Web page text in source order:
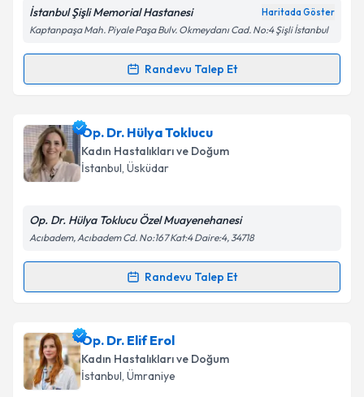
Kişisel verilerimin işlenmesine ilişkin
Metni'ni okudum ve kişisel verilerimin belirtilen
Takvim Talebini Gönder
İstanbul Şişli Memorial Hastanesi Haritada Göster
Kaptanpaşa Mah. Piyale Paşa Bulv. Okmeydanı Cad. No:4 Şişli İstanbul
Randevu Talep Et
Randevu Takvimi Talebi
Doç. Dr. Gökhan Demirayak
talebi oluşturun. Size bu uzmandan randevu almanız
için bir takvim hazırlandığında e-posta ile
bilgilendireceğiz.
E-posta Adresiniz
Kişisel verilerimin işlenmesine ilişkinAydınlatma
kapsamda işlenmesini kabul ediyorum.
Takvim Talebini Gönder
Op. Dr. Hülya Toklucu
Kadın Hastalıkları ve Doğum
İstanbul, Üsküdar
Op. Dr. Hülya Toklucu Özel Muayenehanesi
Acıbadem, Acıbadem Cd. No:167 Kat:4 Daire:4, 34718
Randevu Talep Et
Randevu Takvimi Talebi
Op. Dr. Hülya Toklucu
oluşturun. Size bu uzmandan randevu almanız için bir
takvim hazırlandığında e-posta ile bilgilendireceğiz.
Op. Dr. Elif Erol
Kadın Hastalıkları ve Doğum
İstanbul, Ümraniye